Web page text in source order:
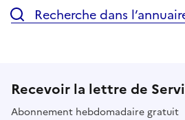
Recherche dans
Recevoir la lettre de
Abonnement hebdomadaire gratuit